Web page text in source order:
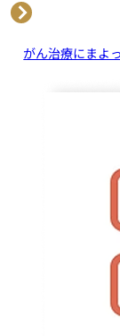
がん治療にまよ